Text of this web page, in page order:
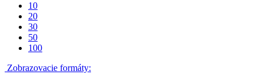
10
20
30
50
100
Zobrazovacie formáty: